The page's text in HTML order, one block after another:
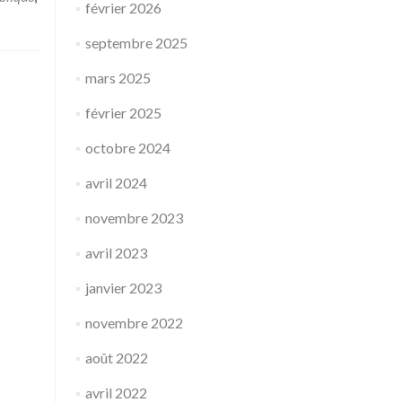
février 2026
septembre 2025
mars 2025
février 2025
octobre 2024
avril 2024
novembre 2023
avril 2023
janvier 2023
novembre 2022
août 2022
avril 2022